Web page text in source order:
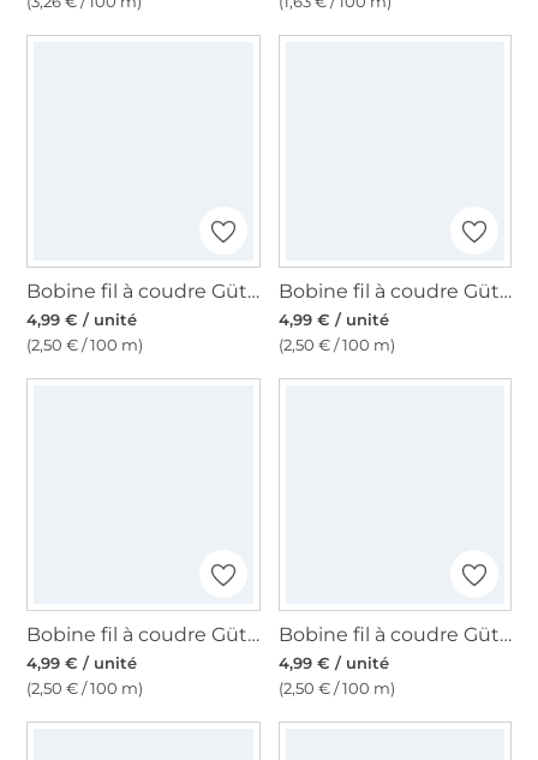
Bobine fil à coudre Gütermann 200m polyester, (517) prune
4,99 € / unité
(2,50 € / 100 m)
Bobine fil à coudre Gütermann 200m polyester, (227), terracotta
4,99 € / unité
(2,50 € / 100 m)
Bobine fil à coudre Gütermann 200m polyester, (837) marron orange
4,99 € / unité
(2,50 € / 100 m)
Bobine fil à coudre Gütermann 200m polyester, (934) rouge marron
4,99 € / unité
(2,50 € / 100 m)